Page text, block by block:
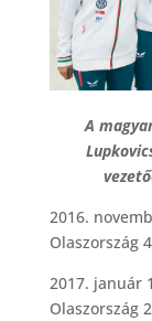
A
2016.
Olaszország
2017. január
Olaszország